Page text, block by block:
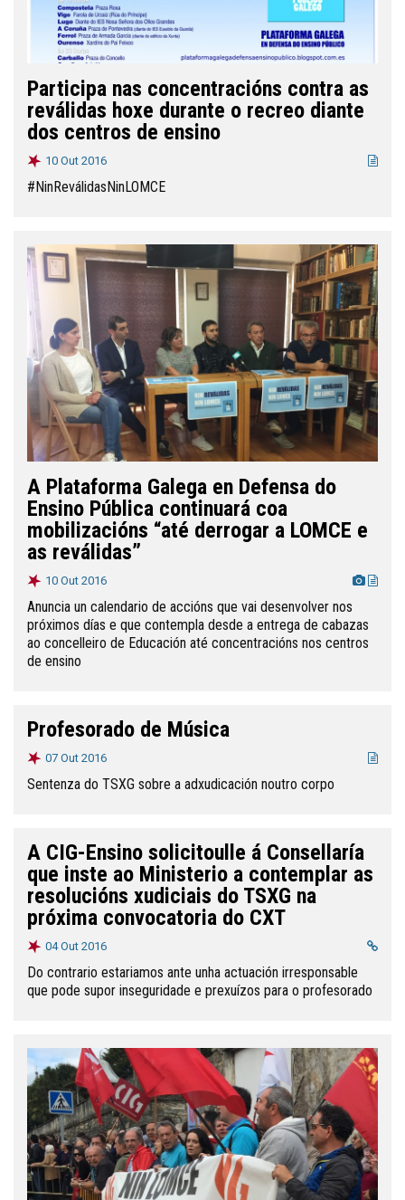
Participa nas concentracións contra as
reválidas hoxe durante o recreo diante
dos centros de ensino
10 Out 2016
#NinReválidasNinLOMCE
A Plataforma Galega en Defensa do
Ensino Pública continuará coa
mobilizacións “até derrogar a LOMCE e
as reválidas”
10 Out 2016
Anuncia un calendario de accións que vai desenvolver nos
próximos días e que contempla desde a entrega de cabazas
ao concelleiro de Educación até concentracións nos centros
de ensino
Profesorado de Música
07 Out 2016
Sentenza do TSXG sobre a adxudicación noutro corpo
A CIG-Ensino solicitoulle á Consellaría
que inste ao Ministerio a contemplar as
resolucións xudiciais do TSXG na
próxima convocatoria do CXT
04 Out 2016
Do contrario estariamos ante unha actuación irresponsable
que pode supor inseguridade e prexuízos para o profesorado